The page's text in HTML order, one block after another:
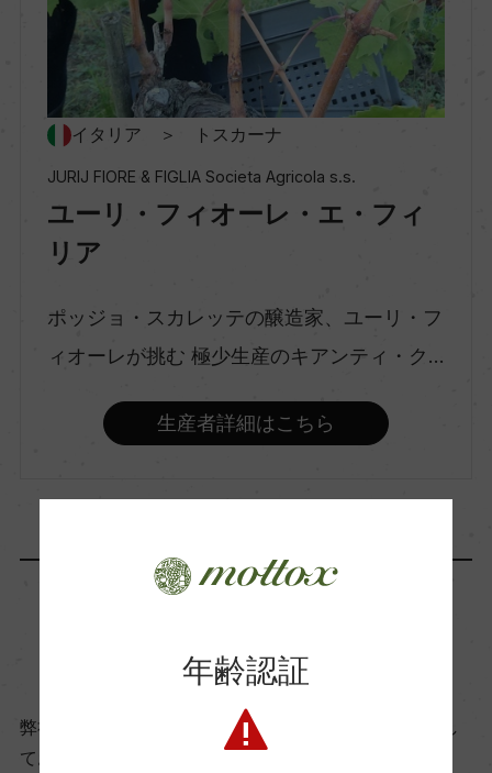
フルボディ
品種（原材料）
サンジョヴェーゼ 主体
アルコール度数
13.5％
飲み頃温度
17℃
ビオ情報・認証機関
海外ワイン専門誌評価歴
イタリア ＞ トスカーナ
JURIJ FIORE & FIGLIA Societa Agricola s.s.
ユーリ・フィオーレ・エ・フィ
リア
ポッジョ・スカレッテの醸造家、ユーリ・フ
ィオーレが挑む 極少生産のキアンティ・ク...
生産者詳細はこちら
商品に関するお問い合わせはこちら
弊社は、酒類販売業免許をお持ちの販売店様とお取引し
ております。
年齢認証